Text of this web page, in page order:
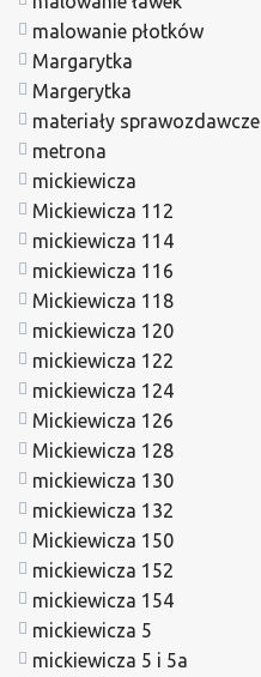
malowanie płotków
Margarytka
Margerytka
materiały sprawozdawcze
metrona
mickiewicza
Mickiewicza 112
mickiewicza 114
mickiewicza 116
Mickiewicza 118
mickiewicza 120
mickiewicza 122
mickiewicza 124
Mickiewicza 126
Mickiewicza 128
mickiewicza 130
mickiewicza 132
Mickiewicza 150
mickiewicza 152
mickiewicza 154
mickiewicza 5
mickiewicza 5 i 5a